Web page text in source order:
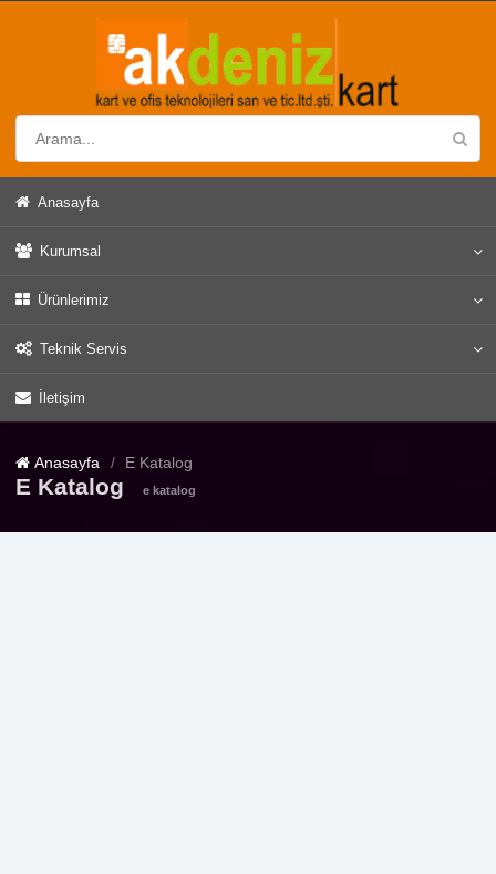
Anasayfa
Kurumsal
Ürünlerimiz
Teknik Servis
İletişim
Anasayfa E Katalog
E Katalog e katalog